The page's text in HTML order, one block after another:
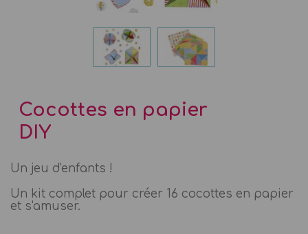
Cocottes en papier
DIY
Un jeu d'enfants !
Un kit complet pour créer 16 cocottes en papier
et s'amuser.